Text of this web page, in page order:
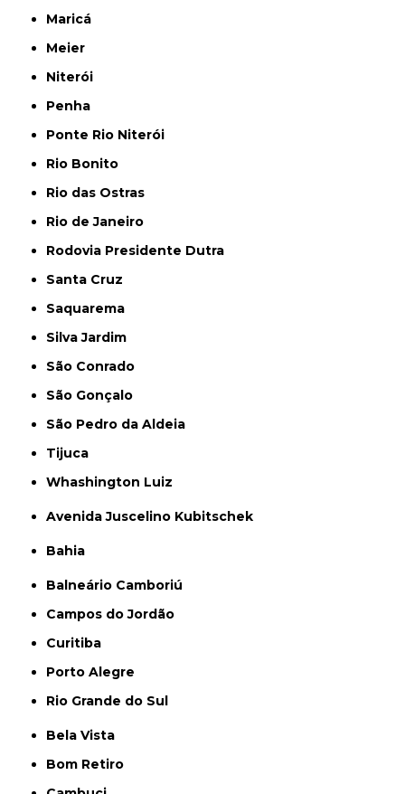
Maricá
Meier
Niterói
Penha
Ponte Rio Niterói
Rio Bonito
Rio das Ostras
Rio de Janeiro
Rodovia Presidente Dutra
Santa Cruz
Saquarema
Silva Jardim
São Conrado
São Gonçalo
São Pedro da Aldeia
Tijuca
Whashington Luiz
Avenida Juscelino Kubitschek
Bahia
Balneário Camboriú
Campos do Jordão
Curitiba
Porto Alegre
Rio Grande do Sul
Bela Vista
Bom Retiro